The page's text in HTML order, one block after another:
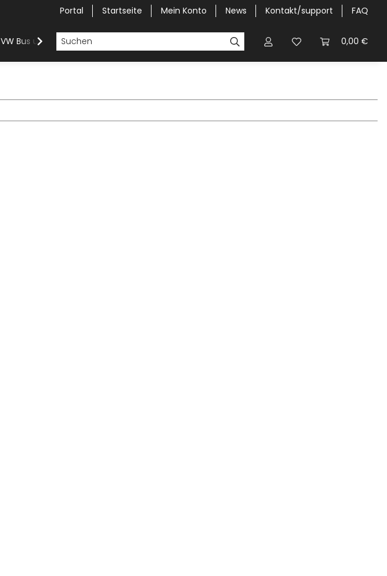
Portal Startseite Mein Konto News Kontakt/support FAQ
0,00 €
VW Bus und Van Car Cover Halbgaragen / Kapuzen nach